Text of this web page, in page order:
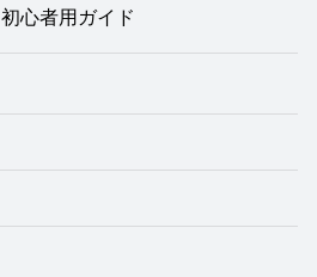
初心者用ガイド